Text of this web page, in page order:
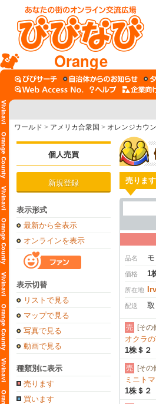
Orange
ワールド > アメリカ合衆国 > オレンジカウ
個人売買
新規登録
表示形式
最新から全表示
オンラインを表示
表示切替
リストで見る
マップで見る
写真で見る
動画で見る
種類別に表示
売ります
買います
売りま
品名
価格 1
所在地
配送
売 [その
オクラ
1株＄２
売 [その
ミニト
1株＄２